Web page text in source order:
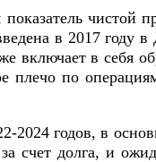
чистой
в 2017 году в
включает в себя
по
годов, в
счет долга, и